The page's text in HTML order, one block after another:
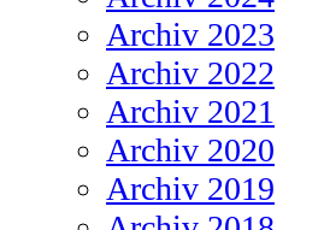
Archiv 2023
Archiv 2022
Archiv 2021
Archiv 2020
Archiv 2019